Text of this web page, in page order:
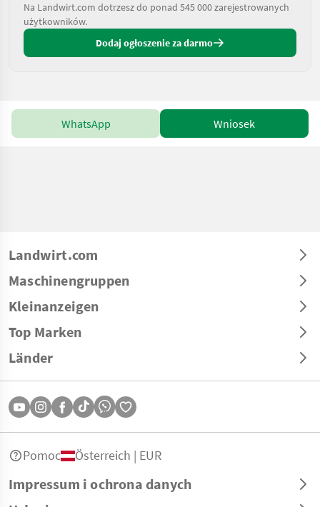
Na Landwirt.com dotrzesz do ponad 545 000 zarejestrowanych
użytkowników.
Dodaj ogłoszenie za darmo
WhatsApp Wniosek
Landwirt.com
Maschinengruppen
Kleinanzeigen
Top Marken
Länder
Impressum i ochrona danych
Pomoc Österreich | EUR